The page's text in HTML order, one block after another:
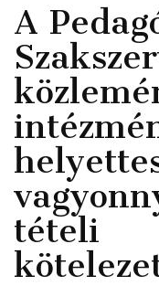
A
tételi